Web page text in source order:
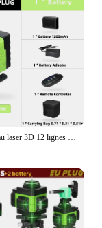
Outil de niveau laser 3D 12 lignes avec fonction de nivellement automatique, 360 lignes horizontales verticales, utilisation et étalonnage de la construction